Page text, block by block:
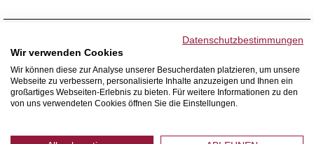
WIR VERSENDEN MIT
Datenschutzbestimmungen
Wir verwenden Cookies
Wir können diese zur Analyse unserer Besucherdaten platzieren, um unsere
Webseite zu verbessern, personalisierte Inhalte anzuzeigen und Ihnen ein
großartiges Webseiten-Erlebnis zu bieten. Für weitere Informationen zu den
von uns verwendeten Cookies öffnen Sie die Einstellungen.